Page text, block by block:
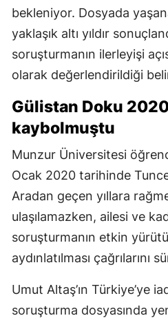
bekleniyor. Dosyada
yaklaşık altı yıldır
soruşturmanın ilerleyişi
olarak değerlendirildiği
Gülistan Doku 2020
kaybolmuştu
Munzur Üniversitesi
Ocak 2020 tarihinde
Aradan geçen yıllara
ulaşılamazken, ailesi ve
soruşturmanın etkin
aydınlatılması çağrılarını
Umut Altaş’ın Türkiye’ye
soruşturma dosyasında